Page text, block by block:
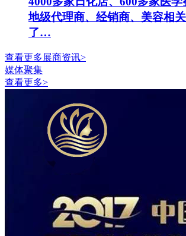
地级代理商、经销商、美容相
了…
查看更多展商资讯>
媒体聚集
查看更多>